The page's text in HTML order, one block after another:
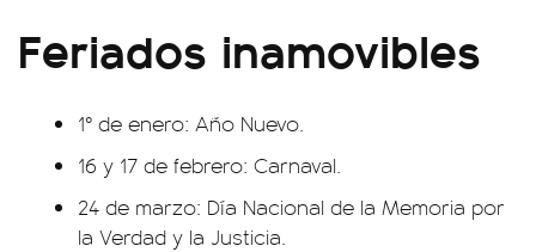
Feriados inamovibles
1° de enero: Año Nuevo.
16 y 17 de febrero: Carnaval.
24 de marzo: Día Nacional de la Memoria por
la Verdad y la Justicia.